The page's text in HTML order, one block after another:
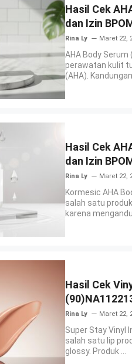
Hasil Cek
dan Izin
Rina Ly Maret 22,
AHA Body
perawatan kulit
(AHA).
Hasil Cek
dan Izin
Rina Ly Maret 22,
Kormesic AHA
salah satu
karena
Hasil Cek
Rina Ly Maret 22,
Super Stay Vinyl
salah satu lip
glossy. Produk ...